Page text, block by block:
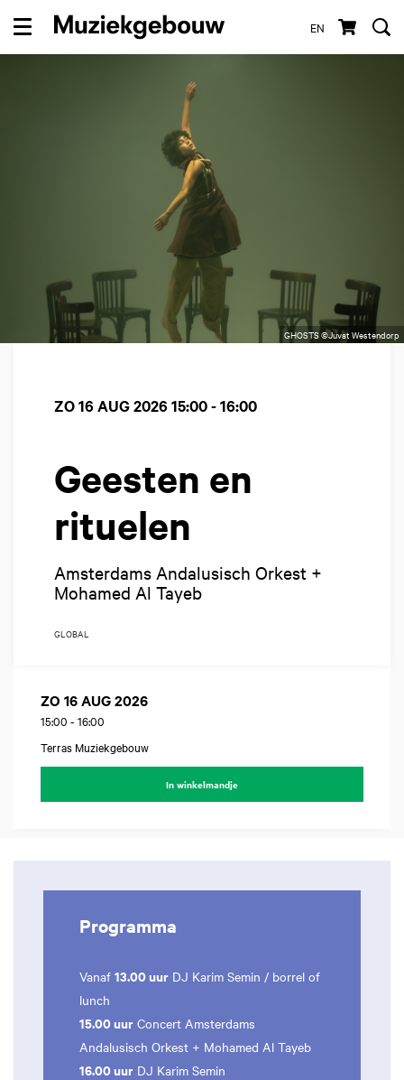
EN
Menu
GHOSTS ©Juvat Westendorp
Geesten en
rituelen
Amsterdams Andalusisch Orkest +
Mohamed Al Tayeb
ZO 16 AUG 2026 15:00 - 16:00
GLOBAL
ZO 16 AUG 2026
15:00 - 16:00
Terras Muziekgebouw
In winkelmandje
Programma
Vanaf 13.00 uur DJ Karim Semin / borrel of
lunch
15.00 uur Concert Amsterdams
Andalusisch Orkest + Mohamed Al Tayeb
16.00 uur DJ Karim Semin